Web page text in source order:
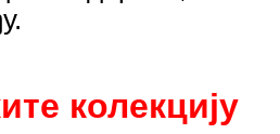
колекцију